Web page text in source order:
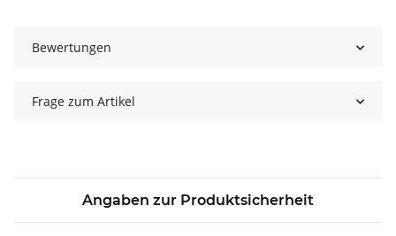
Bewertungen
Frage zum Artikel
Angaben zur Produktsicherheit